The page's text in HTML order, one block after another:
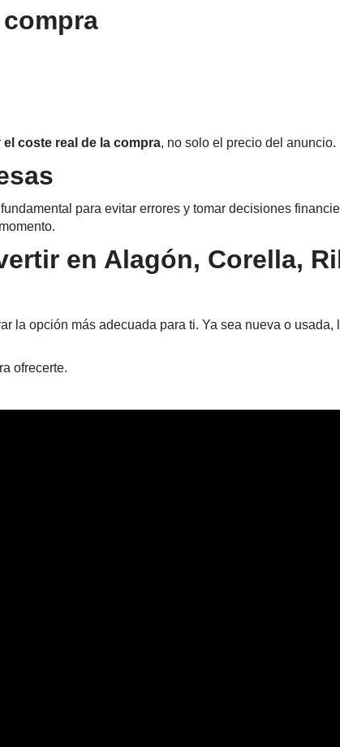
el coste real de la compra, no solo el precio del anuncio.
para evitar errores y tomar decisiones
en Alagón, Corella,
la opción más adecuada para ti. Ya sea nueva o
ofrecerte.